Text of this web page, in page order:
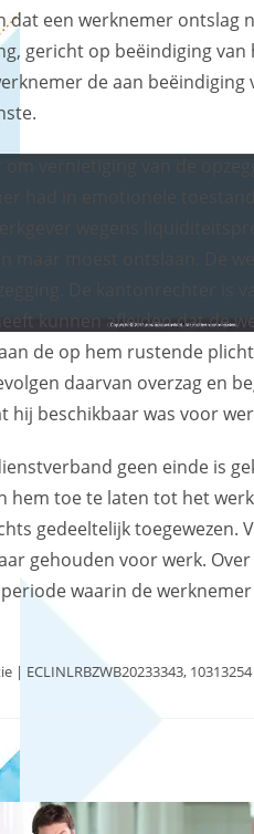
dat een werknemer
gericht op beëindiging
de aan
vernietiging van de
kunnen afleiden dat de
de op hem rustende
daarvan overzag en
hij beschikbaar was voor
geen einde is
toe te laten tot het
gedeeltelijk toegewezen.
gehouden voor werk.
waarin de
10313254